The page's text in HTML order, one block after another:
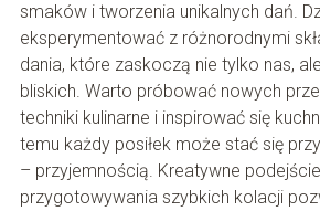
smaków i tworzenia unikalnych dań.
eksperymentować z różnorodnymi
dania, które zaskoczą nie tylko nas,
bliskich. Warto próbować nowych
techniki kulinarne i inspirować się
temu każdy posiłek może stać się
– przyjemnością. Kreatywne
przygotowywania szybkich kolacji